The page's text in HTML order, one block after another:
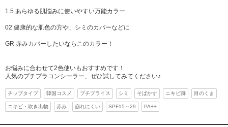
1.5 あらゆる肌悩みに使いやすい万能カラー
02 健康的な肌色の方や、シミのカバーなどに
GR 赤みカバーしたいならこのカラー！
お悩みに合わせて2色使いもおすすめです！
人気のプチプラコンシーラー、ぜひ試してみてください♪
チップタイプ 韓国コスメ プチプライス シミ そばかす ニキビ跡 目のくま
ニキビ・吹き出物 赤み 崩れにくい SPF15～29 PA++